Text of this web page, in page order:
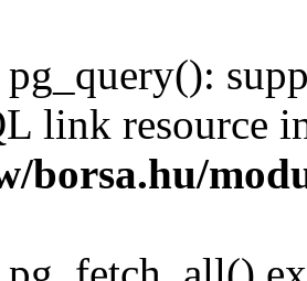
pg_query():
link resource
borsa.hu/